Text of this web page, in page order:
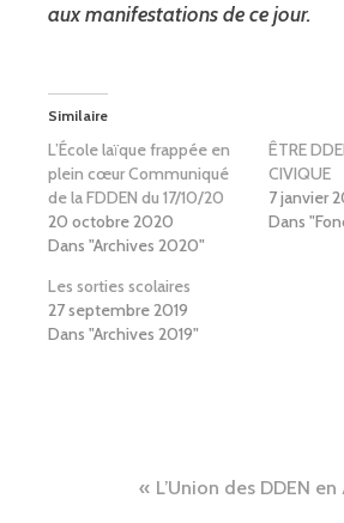
aux manifestations de ce jour.
Similaire
L’École laïque frappée en
plein cœur Communiqué
de la FDDEN du 17/10/20
20 octobre 2020
Dans "Archives 2020"
ÊTRE
CIVIQUE
7 janvier
Dans
Les sorties scolaires
27 septembre 2019
Dans "Archives 2019"
NavigationL’Union des DDEN en